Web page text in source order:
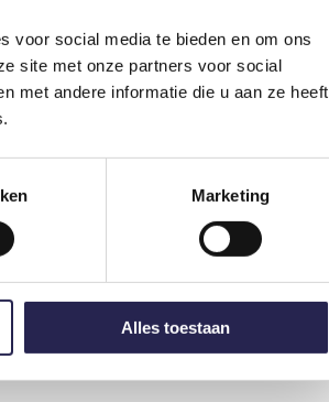
voor social media te bieden en om ons
site met onze partners voor social
met andere informatie die u aan ze heeft
Marketing
Alles toestaan